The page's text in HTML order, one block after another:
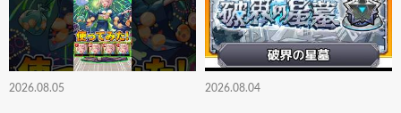
2026.08.05 2026.08.04